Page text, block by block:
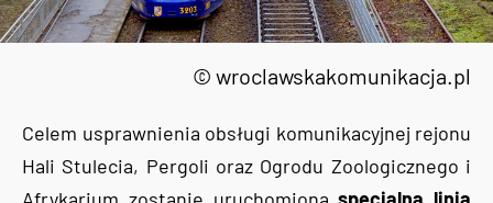
© wroclawskakomunikacja.pl
Celem usprawnienia obsługi komunikacyjnej rejonu
Hali Stulecia, Pergoli oraz Ogrodu Zoologicznego i